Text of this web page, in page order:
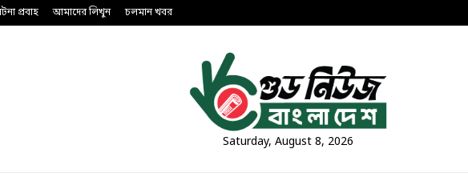
প্রবাহ আমাদের লিখুন চলমান খবর
Saturday, August 8, 2026